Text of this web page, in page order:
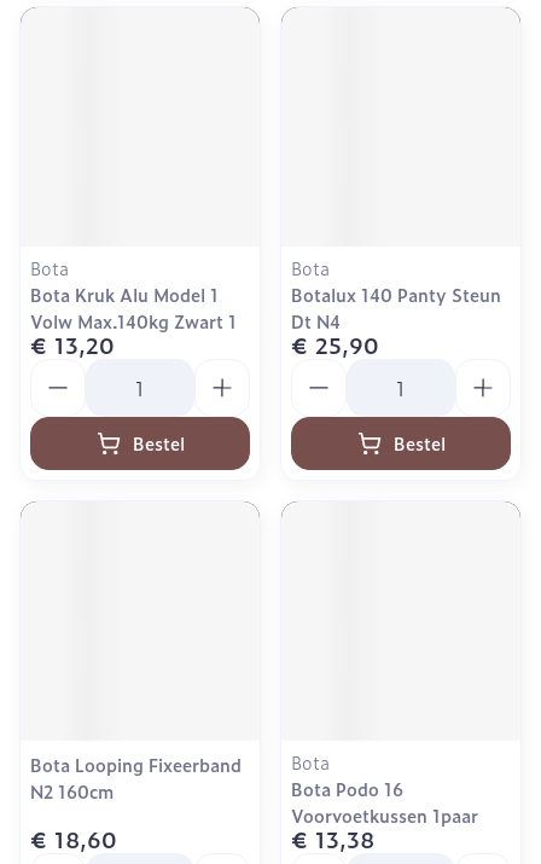
Bota
Bota Kruk Alu Model 1
Volw Max.140kg Zwart 1
€ 13,20
Bestel
Bota
Botalux 140 Panty Steun
Dt N4
€ 25,90
Bestel
Bota Looping Fixeerband
N2 160cm
€ 18,60
Bota
Bota Podo 16
Voorvoetkussen 1paar
€ 13,38